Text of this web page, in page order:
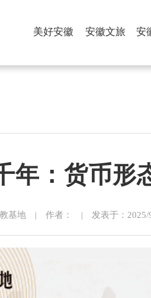
美好安徽 安徽文旅 安
年：货币形
教基地 | 作者： | 发表于：